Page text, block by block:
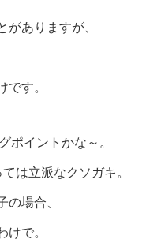
がありますが、
です。
ポイントかな～。
は立派なクソガキ。
の場合、
けで。